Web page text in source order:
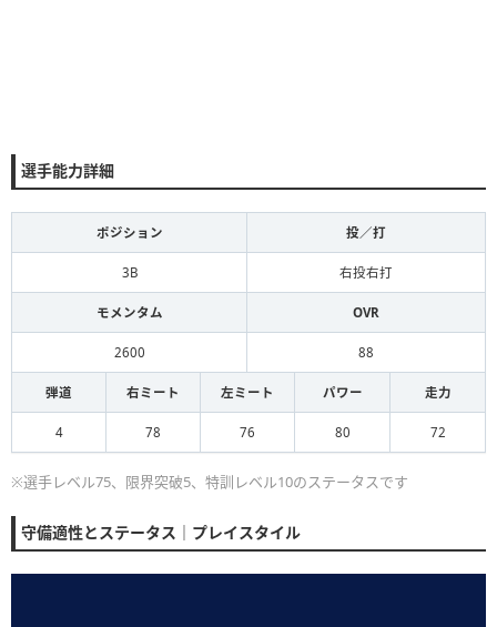
選手能力詳細
ポジション 投／打
3B 右投右打
モメンタム OVR
2600 88
弾道 右ミート 左ミート パワー 走力
4 78 76 80 72
※選手レベル75、限界突破5、特訓レベル10のステータスです
守備適性とステータス｜プレイスタイル